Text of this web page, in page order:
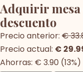
Adquirir
descuento
Precio anterior: €
Precio actual: €
Ahorras: € 3.90 (13%)